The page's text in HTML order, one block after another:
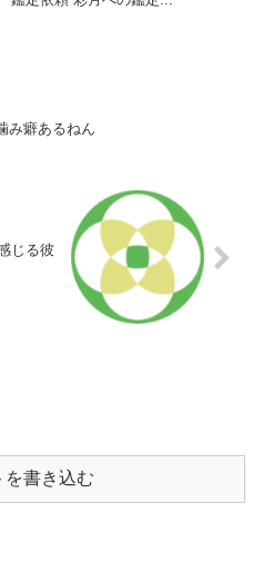
み癖あるねん
じる彼
を書き込む